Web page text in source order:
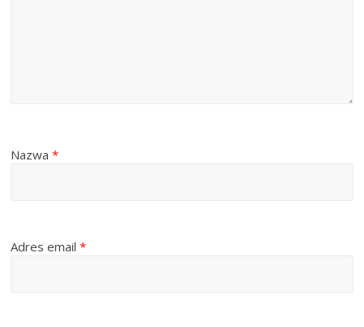
Nazwa*
Adres email*